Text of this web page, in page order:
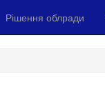
Рішення облради